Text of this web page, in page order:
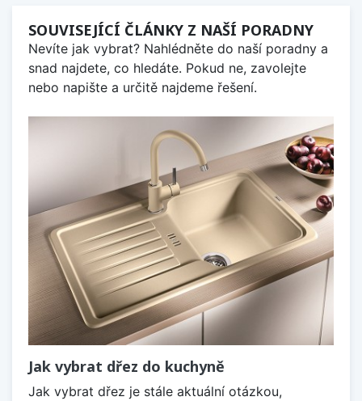
SOUVISEJÍCÍ ČLÁNKY Z NAŠÍ PORADNY
Nevíte jak vybrat? Nahlédněte do naší poradny a
snad najdete, co hledáte. Pokud ne, zavolejte
nebo napište a určitě najdeme řešení.
Jak vybrat dřez do kuchyně
Jak vybrat dřez je stále aktuální otázkou,